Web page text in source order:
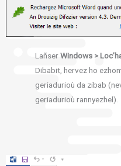
LañserWindows >
Dibabit, hervez ho
geriadurioù da zibab
geriadurioù rannyezhel).